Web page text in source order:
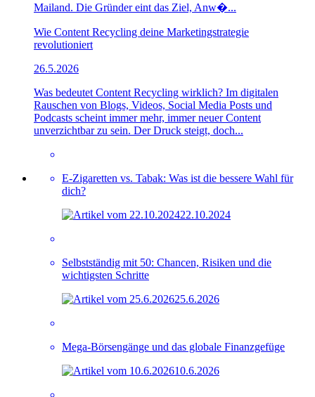
Mailand. Die Gründer eint das Ziel, Anw�...
Wie Content Recycling deine Marketingstrategie
revolutioniert
26.5.2026
Was bedeutet Content Recycling wirklich? Im digitalen
Rauschen von Blogs, Videos, Social Media Posts und
Podcasts scheint immer mehr, immer neuer Content
unverzichtbar zu sein. Der Druck steigt, doch...
E-Zigaretten vs. Tabak: Was ist die bessere Wahl für
dich?
22.10.2024
Selbstständig mit 50: Chancen, Risiken und die
wichtigsten Schritte
25.6.2026
Mega-Börsengänge und das globale Finanzgefüge
10.6.2026